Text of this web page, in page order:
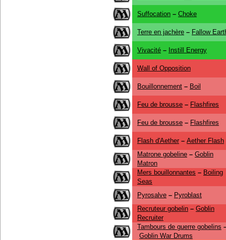
Suffocation – Choke
Terre en jachère – Fallow
Vivacité – Instill Energy
Wall of Opposition
Bouillonnement – Boil
Feu de brousse – Flashfires
Feu de brousse – Flashfires
Flash d'Aether– Aether Flash
Matrone gobeline – Goblin
Matron
Mers bouillonnantes – Boiling
Seas
Pyrosalve – Pyroblast
Recruteur gobelin – Goblin
Recruiter
Tambours de guerre gobelins
Goblin War Drums